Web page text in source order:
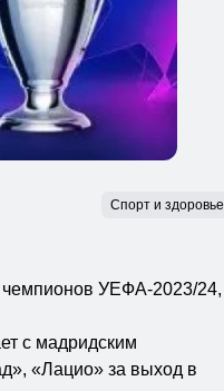
Спорт и здоровье
УЕФА-2023/24,
с мадридским
«Лацио» за выход в